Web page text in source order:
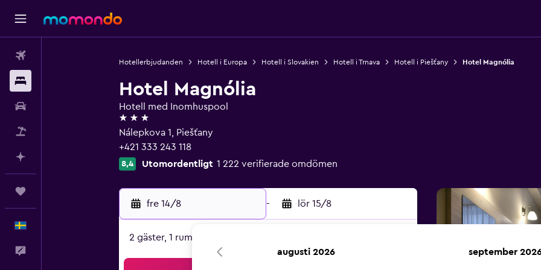
Hotellerbjudanden Hotell i Europa Hotell i Slovakien Hotell i Trnava Hotell i Piešťany Hotel Magnólia
Hotel Magnólia
Hotell med Inomhuspool
3 stjärnor
Nálepkova 1, Piešťany
+421 333 243 118
8,4 Utomordentligt 1 222 verifierade omdömen
fre 14/8 - lör 15/8
2 gäster, 1 rum
augusti 2026 september